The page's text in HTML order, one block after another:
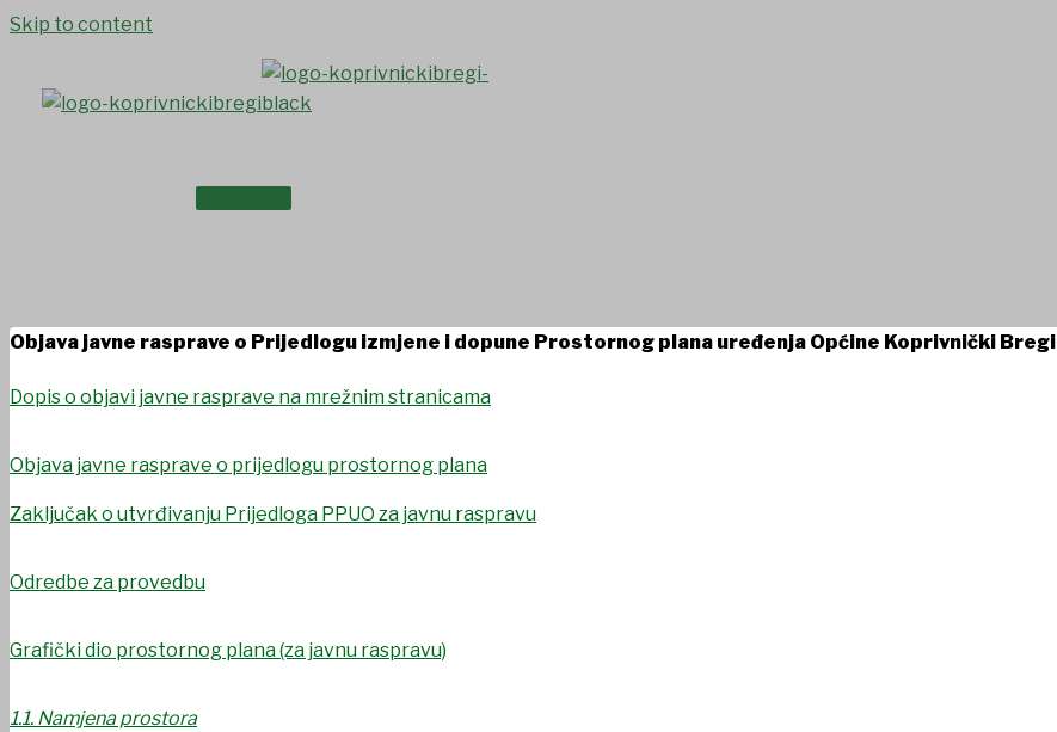
Skip to content
Prostorni plan
Objava javne rasprave o Prijedlogu izmjene i dopune Prostornog plana uređenja Općine Koprivnički Bregi
Dopis o objavi javne rasprave na mrežnim stranicama
Objava javne rasprave o prijedlogu prostornog plana
Zaključak o utvrđivanju Prijedloga PPUO za javnu raspravu
Odredbe za provedbu
Grafički dio prostornog plana (za javnu raspravu)
1.1. Namjena prostora